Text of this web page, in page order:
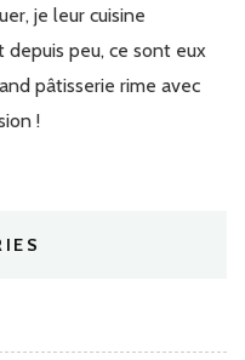
je leur cuisine
depuis peu, ce sont eux
pâtisserie rime avec
!